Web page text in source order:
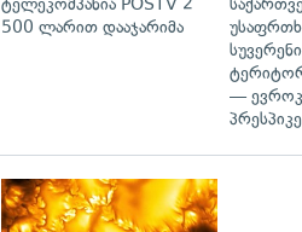
ტელეკომპანია POSTV 2
500 ლარით დააჯარიმა
—